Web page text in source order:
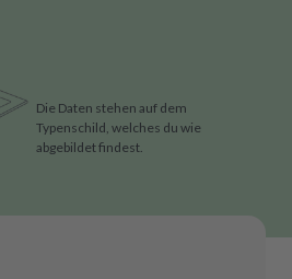
Die Daten stehen auf dem
Typenschild, welches du wie
abgebildet findest.